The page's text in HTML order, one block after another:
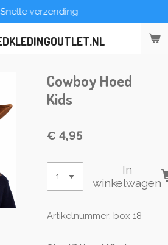
Snelle verzending
Cowboy Hoed
Kids
€ 4,95
In
winkelwagen
Artikelnummer: box 18